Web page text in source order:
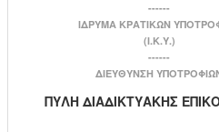
------
ΙΔΡΥΜΑ ΚΡΑΤΙΚΩΝ
(Ι.Κ.Υ.)
------
ΔΙΕΥΘΥΝΣΗ
ΠΥΛΗ ΔΙΑΔΙΚΤΥΑΚΗΣ